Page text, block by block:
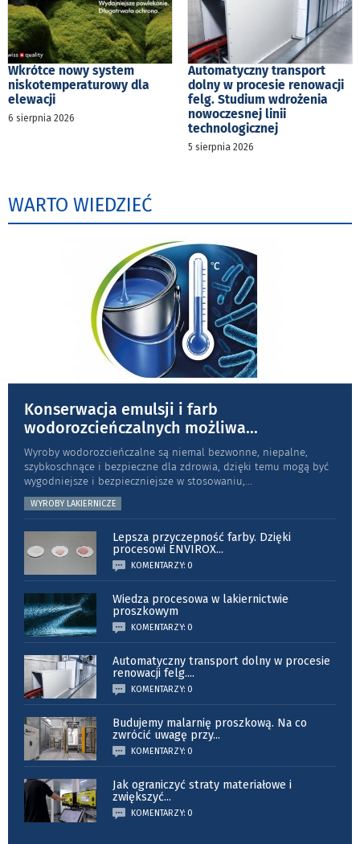
Wkrótce nowy system
niskotemperaturowy dla
elewacji
6 sierpnia 2026
Automatyczny transport
dolny w procesie renowacji
felg. Studium wdrożenia
nowoczesnej linii
technologicznej
5 sierpnia 2026
WARTO WIEDZIEĆ
Konserwacja emulsji i farb
wodorozcieńczalnych możliwa...
Wyroby wodorozcieńczalne są niemal bezwonne, niepalne,
szybkoschnące i bezpieczne dla zdrowia, dzięki temu mogą być
wygodniejsze i bezpieczniejsze w stosowaniu,
WYROBY LAKIERNICZE
Lepsza przyczepność farby. Dzięki
procesowi ENVIROX...
KOMENTARZY: 0
Wiedza procesowa w lakiernictwie
proszkowym
KOMENTARZY: 0
Automatyczny transport dolny w procesie
renowacji felg....
KOMENTARZY: 0
Budujemy malarnię proszkową. Na co
zwrócić uwagę przy...
KOMENTARZY: 0
Jak ograniczyć straty materiałowe i
zwiększyć...
KOMENTARZY: 0